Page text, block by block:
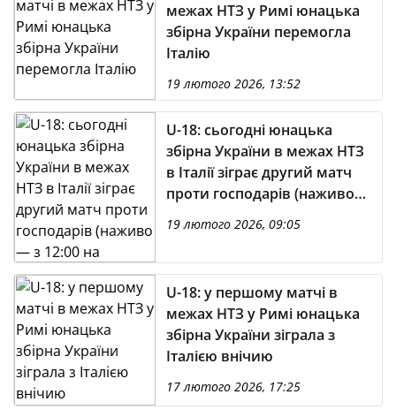
межах НТЗ у Римі юнацька
збірна України перемогла
Італію
19 лютого 2026, 13:52
U-18: сьогодні юнацька
збірна України в межах НТЗ
в Італії зіграє другий матч
проти господарів (наживо
19 лютого 2026, 09:05
U-18: у першому матчі в
межах НТЗ у Римі юнацька
збірна України зіграла з
Італією внічию
17 лютого 2026, 17:25